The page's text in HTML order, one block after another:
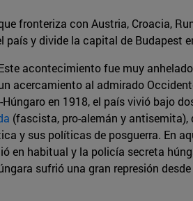
fronteriza con Austria, Croacia,
país y divide la capital de Budapest
acontecimiento fue muy
acercamiento al admirado
en 1918, el país vivió bajo
(fascista, pro-alemán y
y sus políticas de posguerra. En
en habitual y la policía secreta
sufrió una gran represión